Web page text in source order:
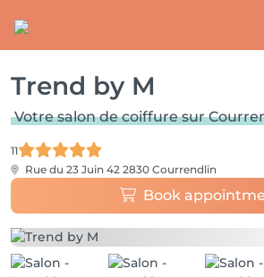
Trend by M
Votre salon de coiffure sur
11
Rue du 23 Juin 42 2830 Courrendlin
Book